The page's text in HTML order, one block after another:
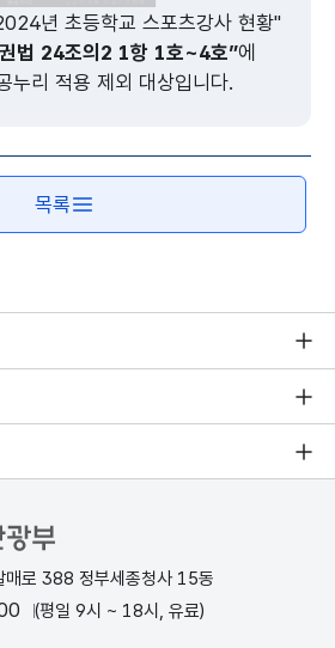
년 초등학교 스포츠강사 현황"
법 24조의2 1항 1호~4호”에
누리 적용 제외 대상입니다.
목록
로 388 정부세종청사 15동
(평일 9시 ~ 18시, 유료)